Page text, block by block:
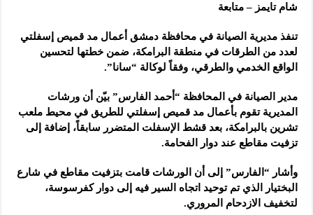
شام تايمز – متابعة
تنفذ مديرية الصيانة في محافظة دمشق أعمال مد قميص إسفلتي
لعدد من الطرقات في منطقة البرامكة، ضمن خطتها لتحسين
الواقع الخدمي والطرقي، وفقاً لوكالة “سانا”.
مدير الصيانة في المحافظة “أحمد الفارس” بيّن أن ورشات
المديرية تقوم بأعمال مد قميص إسفلتي للطريق في محيط ملعب
تشرين بالبرامكة، بعد قشط الإسفلت المتضرر سابقاً، إضافة إلى
تزفيت مقاطع عند دوار الفحامة.
وأشار “الفارس” إلى أن الورشات قامت بتزفيت مقاطع في شارع
البختيار الذي تم توحيد اتجاه السير فيه إلى دوار كفرسوسة،
لتخفيف الازدحام المروري.